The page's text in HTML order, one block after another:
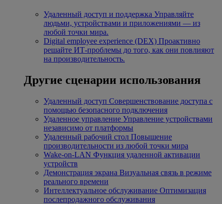
Удаленный доступ и поддержка Управляйте
людьми, устройствами и приложениями — из
любой точки мира.
Digital employee experience (DEX) Проактивно
решайте ИТ-проблемы до того, как они повлияют
на производительность.
Другие сценарии использования
Удаленный доступ Совершенствование доступа с
помощью безопасного подключения
Удаленное управление Управление устройствами
независимо от платформы
Удаленный рабочий стол Повышение
производительности из любой точки мира
Wake-on-LAN Функция удаленной активации
устройств
Демонстрация экрана Визуальная связь в режиме
реального времени
Интеллектуальное обслуживание Оптимизация
послепродажного обслуживания